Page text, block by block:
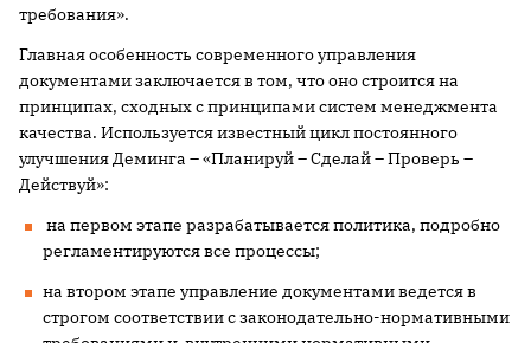
требования».
Главная особенность современного управления
документами заключается в том, что оно строится на
принципах, сходных с принципами систем менеджмента
качества. Используется известный цикл постоянного
улучшения Деминга – «Планируй – Сделай – Проверь –
Действуй»:
на первом этапе разрабатывается политика, подробно
регламентируются все процессы;
на втором этапе управление документами ведется в
строгом соответствии с законодательно-нормативными